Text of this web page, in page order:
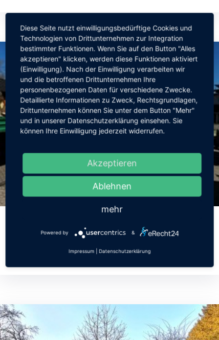
Waldorf
Continue Reading
Diese Seite nutzt einwilligungsbedürftige Cookies und
Technologien von Drittunternehmen zur Integration
bestimmter Funktionen. Wenn Sie auf den Button "Alles
akzeptieren" klicken, werden diese Funktionen aktiviert
(Einwilligung). Nach der Einwilligung verarbeiten wir
und die betroffenen Drittunternehmen Ihre
personenbezogenen Daten für verschiedene Zwecke.
Detaillierte Informationen zu Zweck, Rechtsgrundlagen,
Drittunternehmen können Sie unter dem Button "Mehr"
und in unserer Datenschutzerklärung einsehen. Sie
können Ihre Einwilligung jederzeit widerrufen.
Akzeptieren
Ablehnen
mehr
Powered by &
Impressum Datenschutzerklärung